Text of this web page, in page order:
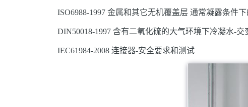
ISO6988-1997 金属和其它无机覆盖层 通常凝露条件下
DIN50018-1997 含有二氧化硫的大气环境下冷凝水-交
IEC61984-2008 连接器-安全要求和测试